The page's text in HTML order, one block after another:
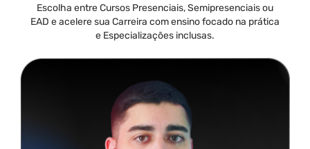
Escolha entre Cursos Presenciais, Semipresenciais ou
EAD e acelere sua Carreira com ensino focado na prática
e Especializações inclusas.